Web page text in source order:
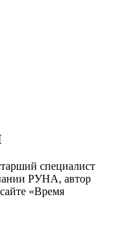
специалист
РУНА, автор
«Время